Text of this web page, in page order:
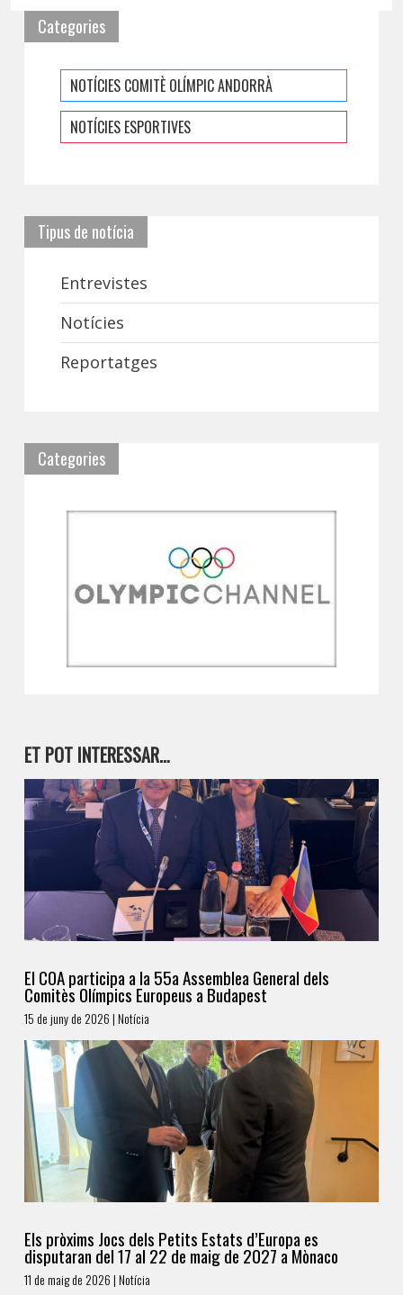
Categories
NOTÍCIES COMITÈ OLÍMPIC ANDORRÀ
NOTÍCIES ESPORTIVES
Tipus de notícia
Entrevistes
Notícies
Reportatges
Categories
ET POT INTERESSAR…
El COA participa a la 55a Assemblea General dels
Comitès Olímpics Europeus a Budapest
15 de juny de 2026 | Notícia
Els pròxims Jocs dels Petits Estats d’Europa es
disputaran del 17 al 22 de maig de 2027 a Mònaco
11 de maig de 2026 | Notícia